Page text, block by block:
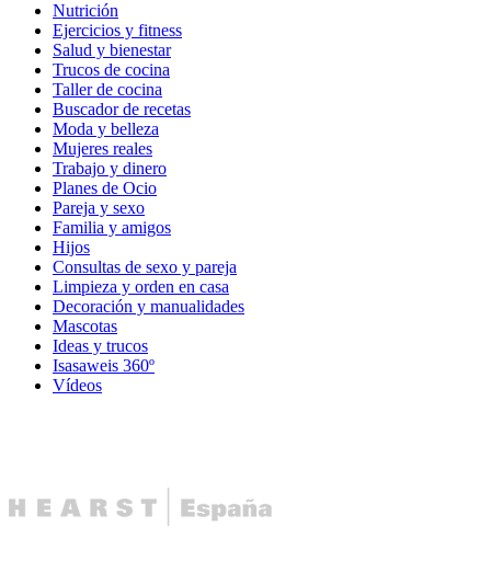
Nutrición
Ejercicios y fitness
Salud y bienestar
Trucos de cocina
Taller de cocina
Buscador de recetas
Moda y belleza
Mujeres reales
Trabajo y dinero
Planes de Ocio
Pareja y sexo
Familia y amigos
Hijos
Consultas de sexo y pareja
Limpieza y orden en casa
Decoración y manualidades
Mascotas
Ideas y trucos
Isasaweis 360º
Vídeos